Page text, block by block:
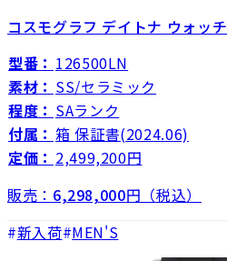
コスモグラフ デイトナ ウォッチ
型番： 126500LN
素材： SS/セラミック
程度： SAランク
付属： 箱 保証書(2024.06)
定価： 2,499,200円
販売： 6,298,000円（税込）
新入荷 MEN'S